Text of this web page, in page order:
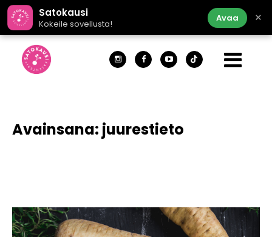
Satokausi
Kokeile sovellusta!
Avaa ×
Avainsana: juurestieto